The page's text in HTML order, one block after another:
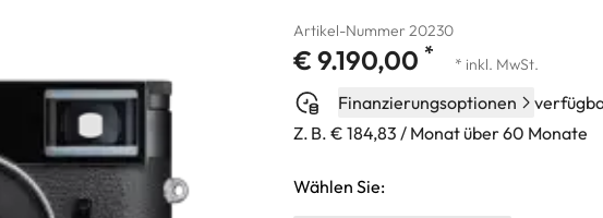
Artikel-Nummer 20230
€ 9.190,00 * * inkl. MwSt.
Finanzierungsoptionen
Z. B. € 184,83 / Monat über 60 Monate
Wählen Sie: